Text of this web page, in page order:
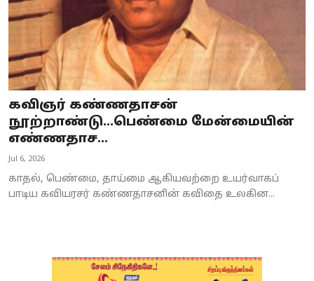
Tamilnadu
National
World
Astrology
Spirituality
Weather
கவிஞர் கண்ணதாசன்
நூற்றாண்டு...பெண்மை மேன்மையின்
எண்ணதாச...
Jul 6, 2026
காதல், பெண்மை, தாய்மை ஆகியவற்றை உயர்வாகப்
பாடிய கவியரசர் கண்ணதாசனின் கவிதை உலகின...